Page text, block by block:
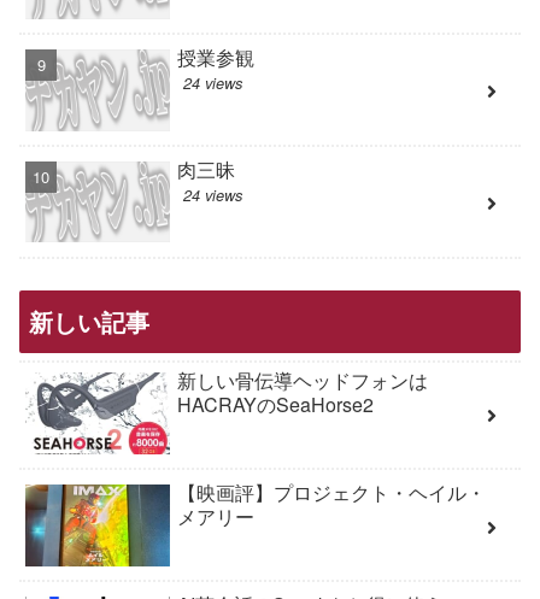
授業参観
24 views
肉三昧
24 views
新しい記事
新しい骨伝導ヘッドフォンは
HACRAYのSeaHorse2
【映画評】プロジェクト・ヘイル・
メアリー